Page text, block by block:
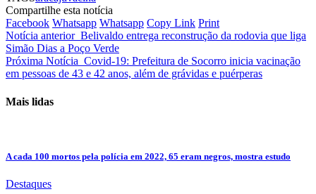
Compartilhe esta notícia
Facebook Whatsapp Whatsapp Copy Link Print
Notícia anterior Belivaldo entrega reconstrução da rodovia que liga
Simão Dias a Poço Verde
Próxima Notícia Covid-19: Prefeitura de Socorro inicia vacinação
em pessoas de 43 e 42 anos, além de grávidas e puérperas
Mais lidas
A cada 100 mortos pela polícia em 2022, 65 eram negros, mostra estudo
Destaques